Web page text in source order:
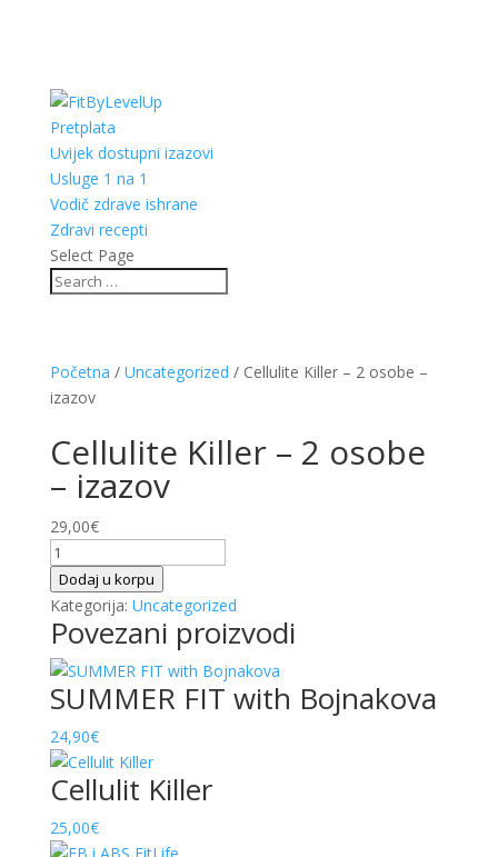
Pretplata
Uvijek dostupni izazovi
Usluge 1 na 1
Vodič zdrave ishrane
Zdravi recepti
Select Page
Početna / Uncategorized / Cellulite Killer – 2 osobe –
izazov
Cellulite Killer – 2 osobe
– izazov
29,00€
Cellulite
Killer
-
2
osobe
-
izazov
količina
Dodaj u korpu
Kategorija: Uncategorized
Povezani proizvodi
SUMMER FIT with Bojnakova
24,90€
Cellulit Killer
25,00€